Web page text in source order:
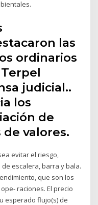
las
ordinarios
judicial..
los
de
de valores.
evitar el riesgo,
escalera, barra y bala.
que son los
raciones. El precio
esperado flujo(s) de